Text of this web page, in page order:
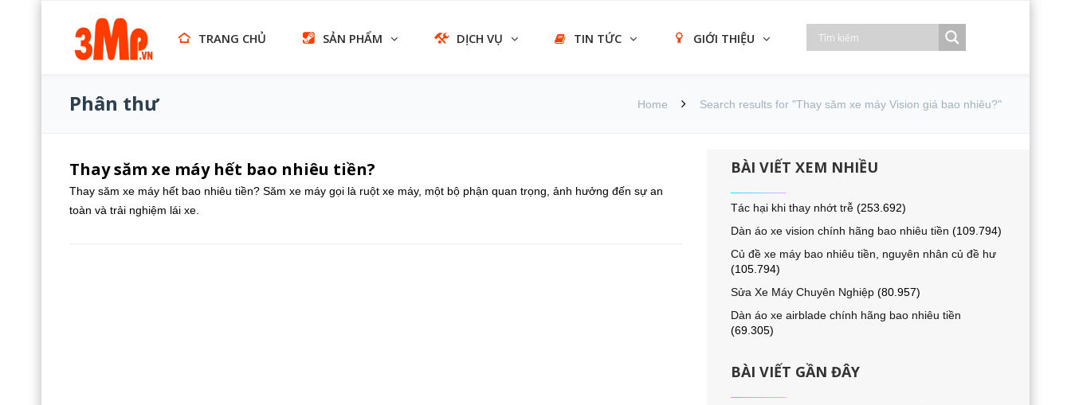
TRANG CHỦ SẢN PHẨM DỊCH VỤ TIN TỨC GIỚI THIỆU
Phân thư Home Search results for "Thay săm xe máy Vision giá bao nhiêu?"
Thay săm xe máy hết bao nhiêu tiền?
Thay săm xe máy hết bao nhiêu tiền? Săm xe máy gọi là ruột xe máy, một bộ phận quan trọng, ảnh hưởng đến sự an
toàn và trải nghiệm lái xe.
BÀI VIẾT XEM NHIỀU
Tác hại khi thay nhớt trễ (253.692)
Dàn áo xe vision chính hãng bao nhiêu tiền (109.794)
Củ đề xe máy bao nhiêu tiền, nguyên nhân củ đề hư
(105.794)
Sửa Xe Máy Chuyên Nghiệp (80.957)
Dàn áo xe airblade chính hãng bao nhiêu tiền
(69.305)
BÀI VIẾT GẦN ĐÂY